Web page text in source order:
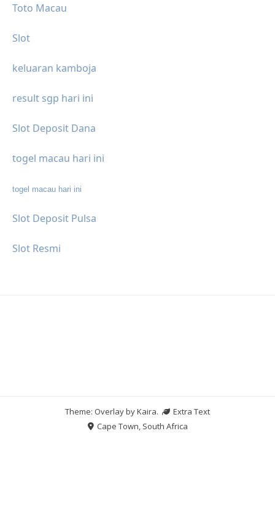
Toto Macau
Slot
keluaran kamboja
result sgp hari ini
Slot Deposit Dana
togel macau hari ini
togel macau hari ini
Slot Deposit Pulsa
Slot Resmi
Theme: Overlay byKaira.
Extra Text
Cape Town, South Africa